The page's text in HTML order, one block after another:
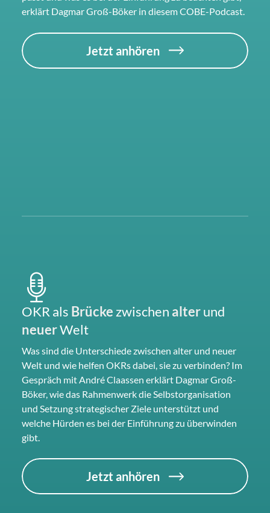
erklärt Dagmar Groß-Böker in diesem COBE-Podcast.
Jetzt anhören
OKR als Brücke zwischen alterund
neuerWelt
Was sind die Unterschiede zwischen alter und neuer
Welt und wie helfen OKRs dabei, sie zu verbinden? Im
Gespräch mit André Claassen erklärt Dagmar Groß-
Böker, wie das Rahmenwerk die Selbstorganisation
und Setzung strategischer Ziele unterstützt und
welche Hürden es bei der Einführung zu überwinden
gibt.
Jetzt anhören